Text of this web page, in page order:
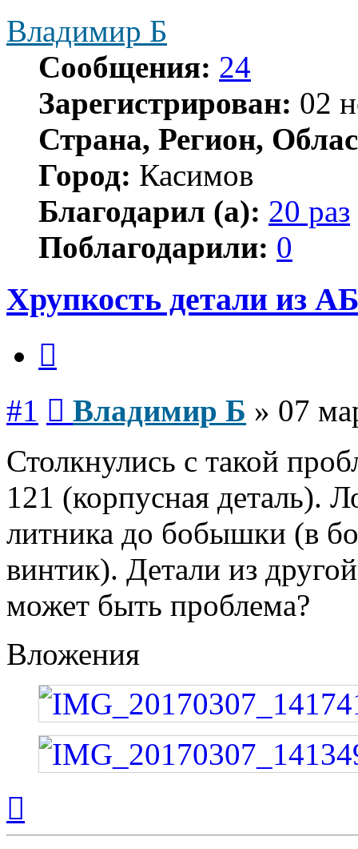
Владимир Б
Сообщения: 24
Зарегистрирован: 02
Страна, Регион,
Город: Касимов
Благодарил (а): 20 раз
Поблагодарили: 0
Хрупкость детали из
#1 Владимир Б » 07
Столкнулись с такой
121 (корпусная деталь).
литника до бобышки (в
винтик). Детали из
может быть проблема?
Вложения
началу